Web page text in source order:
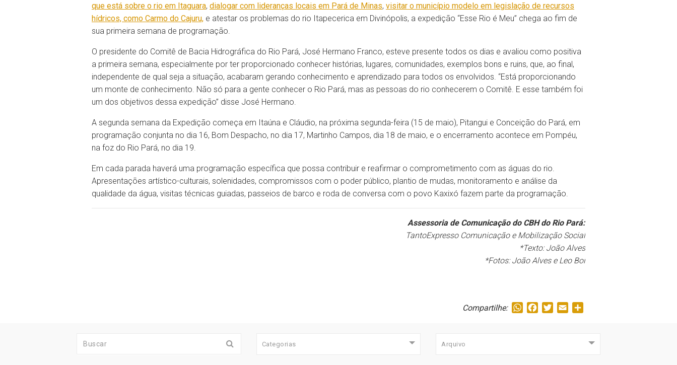
que está sobre o rio em Itaguara, dialogar com lideranças locais em Pará de Minas, visitar o município modelo em legislação de recursos
hídricos, como Carmo do Cajuru, e atestar os problemas do rio Itapecerica em Divinópolis, a expedição “Esse Rio é Meu” chega ao fim de
sua primeira semana de programação.
O presidente do Comitê de Bacia Hidrográfica do Rio Pará, José Hermano Franco, esteve presente todos os dias e avaliou como positiva
a primeira semana, especialmente por ter proporcionado conhecer histórias, lugares, comunidades, exemplos bons e ruins, que, ao final,
independente de qual seja a situação, acabaram gerando conhecimento e aprendizado para todos os envolvidos. “Está proporcionando
um monte de conhecimento. Não só para a gente conhecer o Rio Pará, mas as pessoas do rio conhecerem o Comitê. E esse também foi
um dos objetivos dessa expedição” disse José Hermano.
A segunda semana da Expedição começa em Itaúna e Cláudio, na próxima segunda-feira (15 de maio), Pitangui e Conceição do Pará, em
programação conjunta no dia 16, Bom Despacho, no dia 17, Martinho Campos, dia 18 de maio, e o encerramento acontece em Pompéu,
na foz do Rio Pará, no dia 19.
Em cada parada haverá uma programação específica que possa contribuir e reafirmar o comprometimento com as águas do rio.
Apresentações artístico-culturais, solenidades, compromissos com o poder público, plantio de mudas, monitoramento e análise da
qualidade da água, visitas técnicas guiadas, passeios de barco e roda de conversa com o povo Kaxixó fazem parte da programação.
Assessoria de Comunicação do CBH do Rio Pará:
TantoExpresso Comunicação e Mobilização Social
*Texto: João Alves
*Fotos: João Alves e Leo Boi
Compartilhe: WhatsApp
FacebookTwitterEmail
Categorias Arquivo